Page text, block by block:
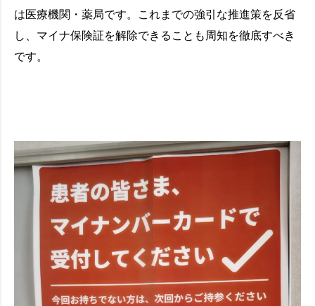
は医療機関・薬局です。これまでの強引な推進策を反省
し、マイナ保険証を解除できることも周知を徹底すべき
です。